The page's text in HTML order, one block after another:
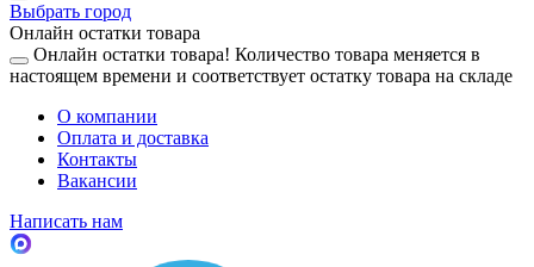
Выбрать город
Онлайн остатки товара
Онлайн остатки товара! Количество товара меняется в
настоящем времени и соответствует остатку товара на складе
О компании
Оплата и доставка
Контакты
Вакансии
Написать нам